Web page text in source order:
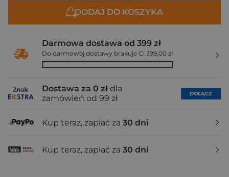
DODAJ DO KOSZYKA
Darmowa dostawa od 399 zł
Do darmowej dostawy brakuje Ci 399,00 zł
Dostawa za 0 zł dla
zamówień od 99 zł
DOŁĄCZ
Kup teraz, zapłać za 30 dni
Kup teraz, zapłać za 30 dni